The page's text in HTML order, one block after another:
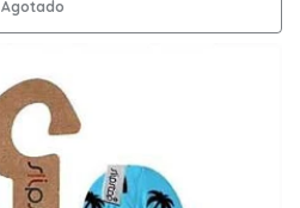
Agotado